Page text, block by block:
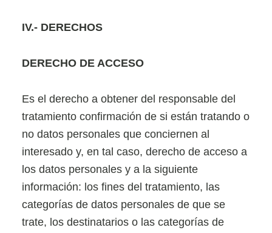
IV.- DERECHOS
DERECHO DE ACCESO
Es el derecho a obtener del responsable del
tratamiento confirmación de si están tratando o
no datos personales que conciernen al
interesado y, en tal caso, derecho de acceso a
los datos personales y a la siguiente
información: los fines del tratamiento, las
categorías de datos personales de que se
trate, los destinatarios o las categorías de